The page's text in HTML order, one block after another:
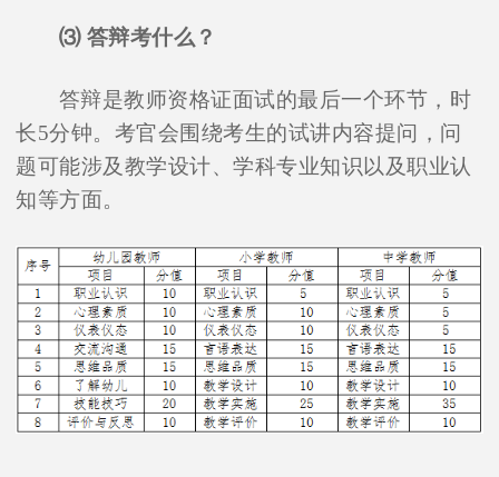
⑶ 答辩考什么？
答辩是教师资格证面试的最后一个环节，时
长5分钟。考官会围绕考生的试讲内容提问，问
题可能涉及教学设计、学科专业知识以及职业认
知等方面。